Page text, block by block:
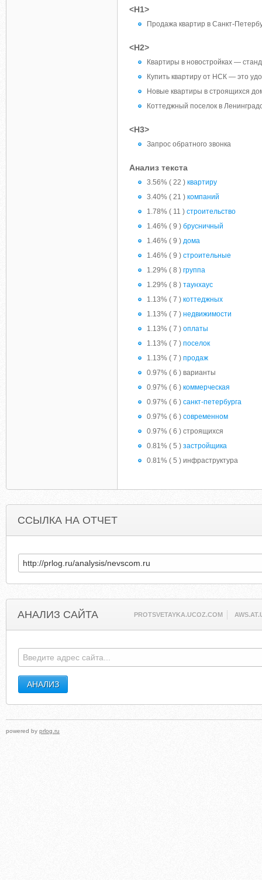
<H1>
Продажа квартир в Санкт-
<H2>
Квартиры в новостройках —
Купить квартиру от НСК — это
Новые квартиры в строящихся
Коттеджный поселок в
<H3>
Запрос обратного звонка
Анализ текста
3.56% ( 22 ) квартиру
3.40% ( 21 ) компаний
1.78% ( 11 ) строительство
1.46% ( 9 ) брусничный
1.46% ( 9 ) дома
1.46% ( 9 ) строительные
1.29% ( 8 ) группа
1.29% ( 8 ) таунхаус
1.13% ( 7 ) коттеджных
1.13% ( 7 ) недвижимости
1.13% ( 7 ) оплаты
1.13% ( 7 ) поселок
1.13% ( 7 ) продаж
0.97% ( 6 ) варианты
0.97% ( 6 ) коммерческая
0.97% ( 6 ) санкт-петербурга
0.97% ( 6 ) современном
0.97% ( 6 ) строящихся
0.81% ( 5 ) застройщика
0.81% ( 5 ) инфраструктура
ССЫЛКА НА ОТЧЕТ
АНАЛИЗ САЙТА PROTSVETAYKA.UCOZ.COM
powered by prlog.ru